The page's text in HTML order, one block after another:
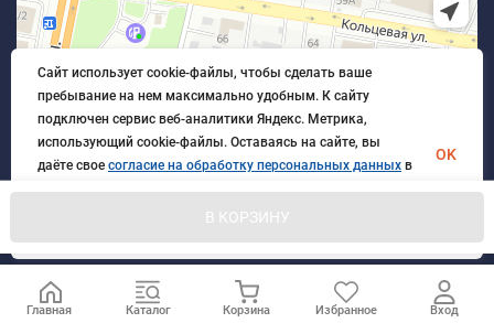
В КОРЗИНУ
© 2026 БлагАвтоКомплект. Все права защищены
Главная Каталог Корзина Избранное Вход
Сайт использует cookie-файлы, чтобы сделать ваше
пребывание на нем максимально удобным. К cайту
подключен сервис веб-аналитики Яндекс. Метрика,
использующий cookie-файлы. Оставаясь на сайте, вы
даёте свое согласие на обработку персональных данных в
порядке, указанном вПолитике обработки персональных
OK